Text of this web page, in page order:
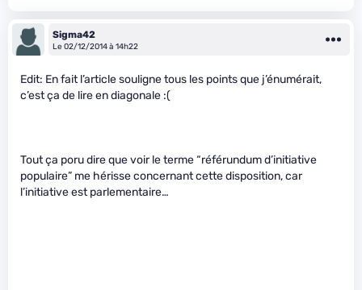
Sigma42
Le 02/12/2014 à 14h22
Edit: En fait l’article souligne tous les points que j’énumérait,
c’est ça de lire en diagonale :(
Tout ça poru dire que voir le terme “référundum d’initiative
populaire” me hérisse concernant cette disposition, car
l’initiative est parlementaire…